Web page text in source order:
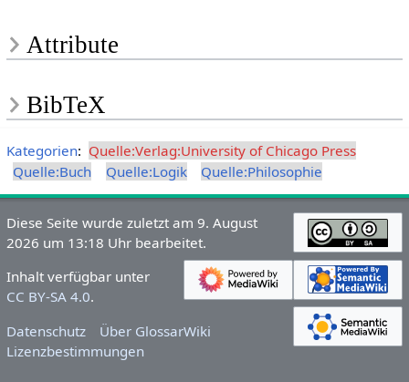
Attribute
BibTeX
Kategorien: Quelle:Verlag:University of Chicago Press
Quelle:Buch
Quelle:Logik Quelle:Philosophie
Diese Seite wurde zuletzt am 9. August
2026 um 13:18 Uhr bearbeitet.
Inhalt verfügbar unter
CC BY-SA 4.0.
Datenschutz
Über GlossarWiki
Lizenzbestimmungen